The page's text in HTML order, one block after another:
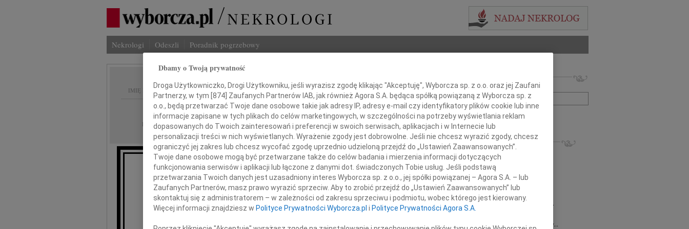
Nekrologi Odeszli Poradnik pogrzebowy
IMIĘ I NAZWISKO:
REGION: Gdańsk
DATA EMISJI: 28.12.2011
"Nie odchodzi Ten,
Kto pozostaje w pamięci bliskich".
Naszej Koleżance
Magdalenie Szestowickiej
Imię i nazwisko lub numer ogłoszenia:
+ szukanie zaawansowane
INNE NEKROLOGI
06.08.2026Gdańsk
Drogi Piotrze Koleżanki i Koledzy z firmy...
05.08.2026Gdańsk
Nasze Koleżance Renacie Sęk w trudnych...
04.08.2026
Gdańsk
Panu Piotrowi Widzowi Radnemu Sejmiku...
Zofia Mazurek
Naszej Koleżance Beacie Rumińskiej wyrazy...
Dbamy o Twoją prywatność
Droga Użytkowniczko, Drogi Użytkowniku, jeśli wyrazisz zgodę klikając "Akceptuję", Wyborcza sp. z o.o. oraz jej Zaufani
Partnerzy, w tym [874] Zaufanych Partnerów IAB, jak również Agora S.A. będąca spółką powiązaną z Wyborcza sp. z
o.o., będą przetwarzać Twoje dane osobowe takie jak adresy IP, adresy e-mail czy identyfikatory plików cookie lub inne
informacje zapisane w tych plikach do celów marketingowych, w szczególności na potrzeby wyświetlania reklam
dopasowanych do Twoich zainteresowań i preferencji w swoich serwisach, aplikacjach i w Internecie lub
personalizacji treści w nich wyświetlanych. Wyrażenie zgody jest dobrowolne. Jeśli nie chcesz wyrazić zgody, chcesz
ograniczyć jej zakres lub chcesz wycofać zgodę uprzednio udzieloną przejdź do „Ustawień Zaawansowanych”.
Twoje dane osobowe mogą być przetwarzane także do celów badania i mierzenia informacji dotyczących
funkcjonowania serwisów i aplikacji lub łączone z danymi dot. świadczonych Tobie usług. Jeśli podstawą
przetwarzania Twoich danych jest uzasadniony interes Wyborcza sp. z o.o., jej spółki powiązanej – Agora S.A. – lub
Zaufanych Partnerów, masz prawo wyrazić sprzeciw. Aby to zrobić przejdź do „Ustawień Zaawansowanych” lub
skontaktuj się z administratorem – w zależności od zakresu sprzeciwu i podmiotu, wobec którego jest kierowany.
Więcej informacji znajdziesz w Polityce Prywatności Wyborcza.pl i Polityce Prywatności Agora S.A.